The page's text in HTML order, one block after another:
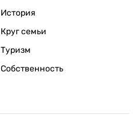
История
Круг семьи
Туризм
Собственность